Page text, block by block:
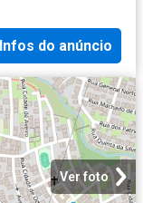
Infos do anúncio
Ver foto